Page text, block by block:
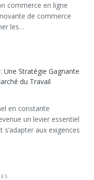
commerce en ligne
de commerce
les…
Stratégie Gagnante
du Travail
en constante
un levier essentiel
aux exigences